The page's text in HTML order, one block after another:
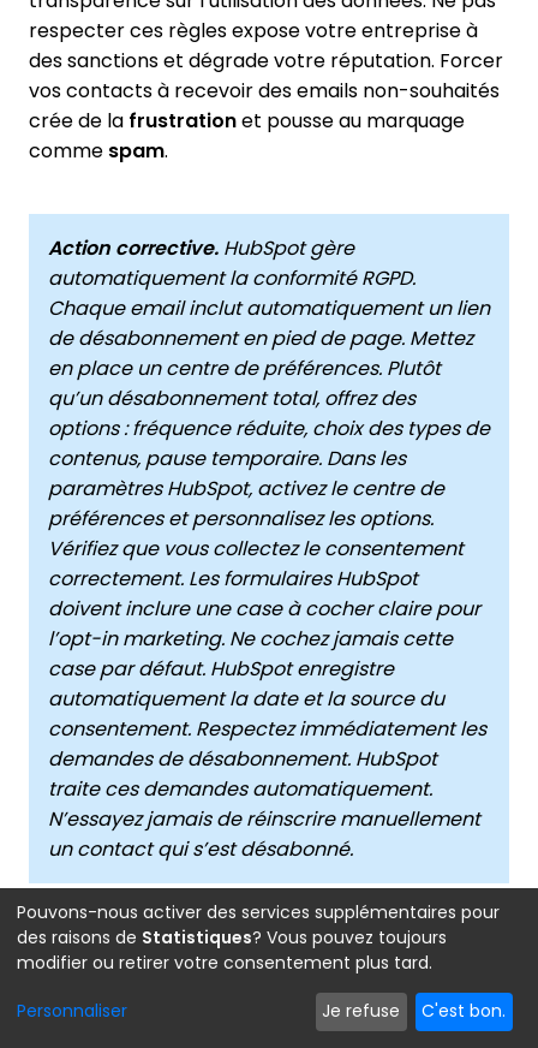
respecter ces règles expose votre entreprise à
des sanctions et dégrade votre réputation. Forcer
vos contacts à recevoir des emails non-souhaités
crée de la frustrationet pousse au marquage
comme spam.
Action corrective. HubSpot gère
automatiquement la conformité RGPD.
Chaque email inclut automatiquement un lien
de désabonnement en pied de page. Mettez
en place un centre de préférences. Plutôt
qu’un désabonnement total, offrez des
options : fréquence réduite, choix des types de
contenus, pause temporaire. Dans les
paramètres HubSpot, activez le centre de
préférences et personnalisez les options.
Vérifiez que vous collectez le consentement
correctement. Les formulaires HubSpot
doivent inclure une case à cocher claire pour
l’opt-in marketing. Ne cochez jamais cette
case par défaut. HubSpot enregistre
automatiquement la date et la source du
consentement. Respectez immédiatement les
demandes de désabonnement. HubSpot
traite ces demandes automatiquement.
N’essayez jamais de réinscrire manuellement
un contact qui s’est désabonné.
Erreur 10 : négliger l’alignement entre
email et parcours utilisateur / offre
Pouvons-nous activer des services supplémentaires pour
des raisons de Statistiques? Vous pouvez toujours
modifier ou retirer votre consentement plus tard.
Personnaliser Je refuse C'est bon.